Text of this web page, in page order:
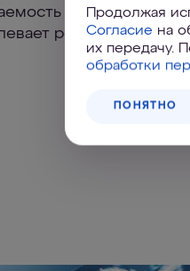
изменяется от
ресурс работы в
Продолжая
Согласие на
их передачу.
обработки
ПОНЯТНО